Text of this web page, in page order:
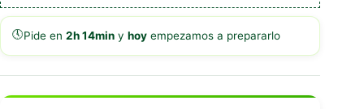
🕔Pide en 2h 14min y hoy empezamos a prepararlo